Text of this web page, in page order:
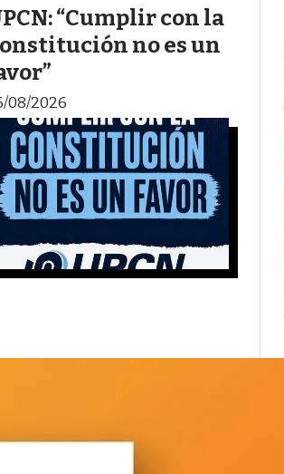
“Cumplir con la
no es un
08/2026
en la